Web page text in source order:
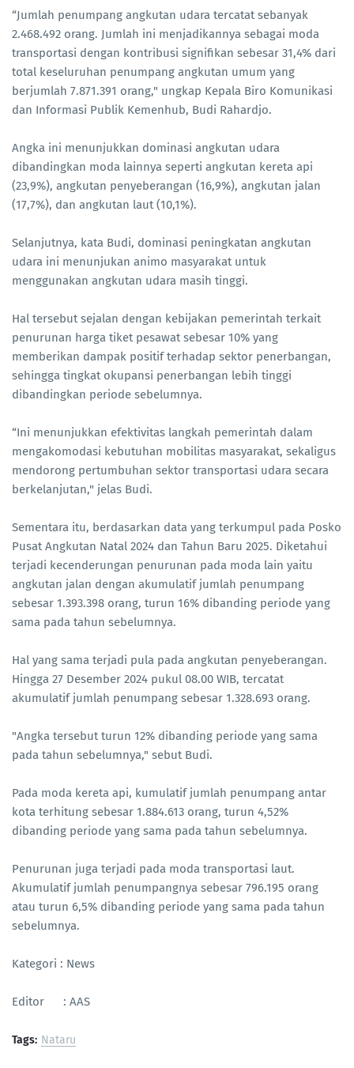
“Jumlah penumpang angkutan udara tercatat sebanyak
2.468.492 orang. Jumlah ini menjadikannya sebagai moda
transportasi dengan kontribusi signifikan sebesar 31,4% dari
total keseluruhan penumpang angkutan umum yang
berjumlah 7.871.391 orang," ungkap Kepala Biro Komunikasi
dan Informasi Publik Kemenhub, Budi Rahardjo.
Angka ini menunjukkan dominasi angkutan udara
dibandingkan moda lainnya seperti angkutan kereta api
(23,9%), angkutan penyeberangan (16,9%), angkutan jalan
(17,7%), dan angkutan laut (10,1%).
Selanjutnya, kata Budi, dominasi peningkatan angkutan
udara ini menunjukan animo masyarakat untuk
menggunakan angkutan udara masih tinggi.
Hal tersebut sejalan dengan kebijakan pemerintah terkait
penurunan harga tiket pesawat sebesar 10% yang
memberikan dampak positif terhadap sektor penerbangan,
sehingga tingkat okupansi penerbangan lebih tinggi
dibandingkan periode sebelumnya.
“Ini menunjukkan efektivitas langkah pemerintah dalam
mengakomodasi kebutuhan mobilitas masyarakat, sekaligus
mendorong pertumbuhan sektor transportasi udara secara
berkelanjutan," jelas Budi.
Sementara itu, berdasarkan data yang terkumpul pada Posko
Pusat Angkutan Natal 2024 dan Tahun Baru 2025. Diketahui
terjadi kecenderungan penurunan pada moda lain yaitu
angkutan jalan dengan akumulatif jumlah penumpang
sebesar 1.393.398 orang, turun 16% dibanding periode yang
sama pada tahun sebelumnya.
Hal yang sama terjadi pula pada angkutan penyeberangan.
Hingga 27 Desember 2024 pukul 08.00 WIB, tercatat
akumulatif jumlah penumpang sebesar 1.328.693 orang.
"Angka tersebut turun 12% dibanding periode yang sama
pada tahun sebelumnya," sebut Budi.
Pada moda kereta api, kumulatif jumlah penumpang antar
kota terhitung sebesar 1.884.613 orang, turun 4,52%
dibanding periode yang sama pada tahun sebelumnya.
Penurunan juga terjadi pada moda transportasi laut.
Akumulatif jumlah penumpangnya sebesar 796.195 orang
atau turun 6,5% dibanding periode yang sama pada tahun
sebelumnya.
Kategori : News
Editor : AAS
Tags: Nataru